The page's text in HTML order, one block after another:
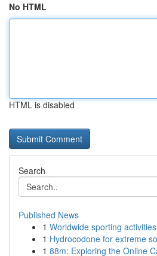
No HTML
HTML is disabled
Search
Published News
1 Worldwide sporting
1 Hydrocodone for extreme
1 88m: Exploring the Online